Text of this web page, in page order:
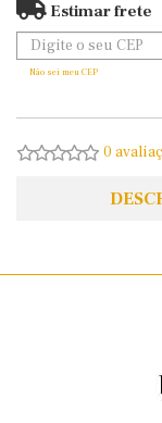
Estimar frete
Não sei meu CEP
0